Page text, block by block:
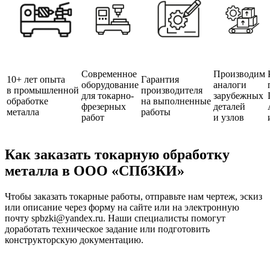
10+ лет опыта
в промышленной
обработке
металла
Современное
оборудование
для токарно-
фрезерных
работ
Гарантия
производителя
на выполненные
работы
Производим
аналоги
зарубежных
деталей
и узлов
Как заказать токарную обработку
металла в ООО «СПбЗКИ»
Чтобы заказать токарные работы, отправьте нам чертеж, эскиз
или описание через форму на сайте или на электронную
почту spbzki@yandex.ru. Наши специалисты помогут
доработать техническое задание или подготовить
конструкторскую документацию.